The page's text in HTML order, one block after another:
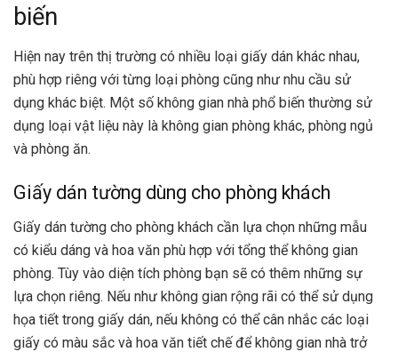
biến
Hiện nay trên thị trường có nhiều loại giấy dán khác nhau,
phù hợp riêng với từng loại phòng cũng như nhu cầu sử
dụng khác biệt. Một số không gian nhà phổ biến thường sử
dụng loại vật liệu này là không gian phòng khác, phòng ngủ
và phòng ăn.
Giấy dán tường dùng cho phòng khách
Giấy dán tường cho phòng khách cần lựa chọn những mẫu
có kiểu dáng và hoa văn phù hợp với tổng thể không gian
phòng. Tùy vào diện tích phòng bạn sẽ có thêm những sự
lựa chọn riêng. Nếu như không gian rộng rãi có thể sử dụng
họa tiết trong giấy dán, nếu không có thể cân nhắc các loại
giấy có màu sắc và hoa văn tiết chế để không gian nhà trở